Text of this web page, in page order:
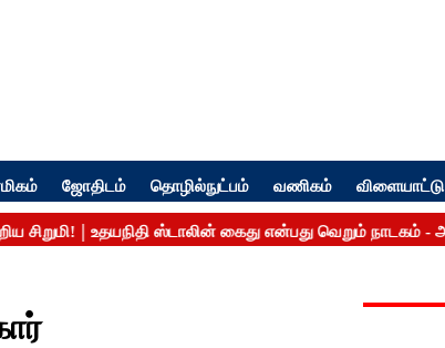
ஜோதிடம் தொழில்நுட்பம் வணிகம் விளையாட்டு